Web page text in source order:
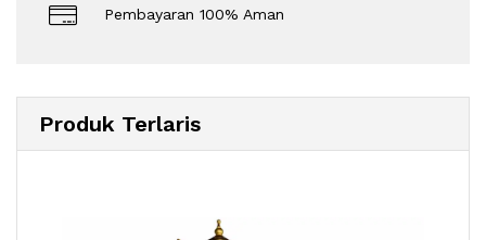
Pembayaran 100% Aman
Produk Terlaris